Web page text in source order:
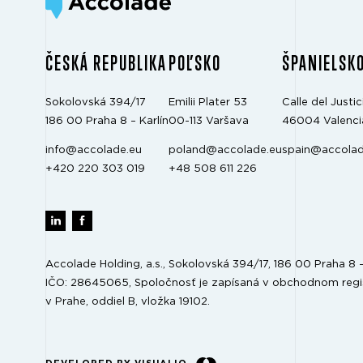
ČESKÁ REPUBLIKA
Sokolovská 394/17
186 00 Praha 8 – Karlín
info@accolade.eu
+420 220 303 019
POĽSKO
Emilii Plater 53
00-113 Varšava
poland@accolade.eu
+48 508 611 226
Calle del
46004
Accolade Holding, a.s., Sokolovská 394/17, 186 00 Praha 8
IČO: 28645065, Spoločnosť je zapísaná v obchodnom
v Prahe, oddiel B, vložka 19102.